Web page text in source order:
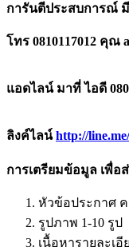
การันตีประสบการณ์
โทร 0810117012 คุณ
แอดไลน์ มาที่ ไอดี
ลิงค์ไลน์http://
การเตรียมข้อมูล เพื่อส่
หัวข้อประกาศ ค
รูปภาพ 1-10 รูป
เนื้อหารายละเ